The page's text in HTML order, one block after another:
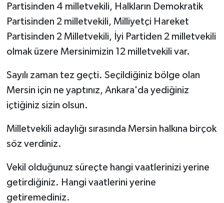
Partisinden 4 milletvekili, Halkların Demokratik
Partisinden 2 milletvekili, Milliyetçi Hareket
Partisinden 2 Milletvekili, İyi Partiden 2 milletvekili
olmak üzere Mersinimizin 12 milletvekili var.
Sayılı zaman tez geçti. Seçildiğiniz bölge olan
Mersin için ne yaptınız, Ankara'da yediğiniz
içtiğiniz sizin olsun.
Milletvekili adaylığı sırasında Mersin halkına birçok
söz verdiniz.
Vekil olduğunuz süreçte hangi vaatlerinizi yerine
getirdiğiniz. Hangi vaatlerini yerine
getiremediniz.